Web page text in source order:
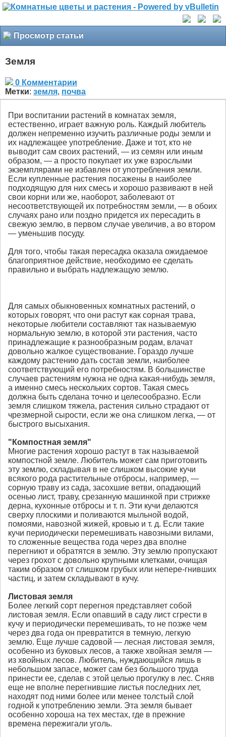
Просмотр статьи
Земля
0 Комментарии
Метки: земля, почва
При воспитании растений в комнатах земля,
естественно, играет важную роль. Каждый любитель
должен непременно изучить различные роды земли и
их надлежащее употребление. Даже и тот, кто не
выводит сам своих растений, — из семян или иным
образом, — а просто покупает их уже взрослыми
экземплярами не избавлен от употребления земли.
Если купленные растения посажены в наиболее
подходящую для них смесь и хорошо развивают в ней
свои корни или же, наоборот, заболевают от
несоответствующей их потребностям земли, — в обоих
случаях рано или поздно придется их пересадить в
свежую землю, в первом случае увеличив, а во втором
— уменьшив посуду.
Для того, чтобы такая пересадка оказала ожидаемое
благоприятное действие, необходимо ее сделать
правильно и выбрать надлежащую землю.
Для самых обыкновенных комнатных растений, о
которых говорят, что они растут как сорная трава,
некоторые любители составляют так называемую
нормальную землю, в которой эти растения, часто
принадлежащие к разнообразным родам, влачат
довольно жалкое существование. Гораздо лучше
каждому растению дать состав земли, наиболее
соответствующий его потребностям. В большинстве
случаев растениям нужна не одна какая-нибудь земля,
а именно смесь нескольких сортов. Такая смесь
должна быть сделана точно и целесообразно. Если
земля слишком тяжела, растения сильно страдают от
чрезмерной сырости, если же она слишком легка, — от
быстрого высыхания.
"Компостная земля"
Многие растения хорошо растут в так называемой
компостной земле. Любитель может сам приготовить
эту землю, складывая в не слишком высокие кучи
всякого рода растительные отбросы, например, —
сорную траву из сада, засохшие ветви, опадающий
осенью лист, траву, срезанную машинкой при стрижке
дерна, кухонные отбросы и т. п. Эти кучи делаются
сверху плоскими и поливаются мыльной водой,
помоями, навозной жижей, кровью и т. д. Если такие
кучи периодически перемешивать навозными вилами,
то сложенные вещества года через два вполне
перегниют и обратятся в землю. Эту землю пропускают
через грохот с довольно крупными клетками, очищая
таким образом от слишком грубых или непере-гнивших
частиц, и затем складывают в кучу.
Листовая земля
Более легкий сорт перегноя представляет собой
листовая земля. Если опавший в саду лист сгрести в
кучу и периодически перемешивать, то не позже чем
через два года он превратится в темную, легкую
землю. Еще лучше садовой — лесная листовая земля,
особенно из буковых лесов, а также хвойная земля —
из хвойных лесов. Любитель, нуждающийся лишь в
небольшом запасе, может сам без большого труда
принести ее, сделав с этой целью прогулку в лес. Сняв
еще не вполне перегнившие листья последних лет,
находят под ними более или менее толстый слой
годной к употреблению земли. Эта земля бывает
особенно хороша на тех местах, где в прежние
времена пережигали уголь.